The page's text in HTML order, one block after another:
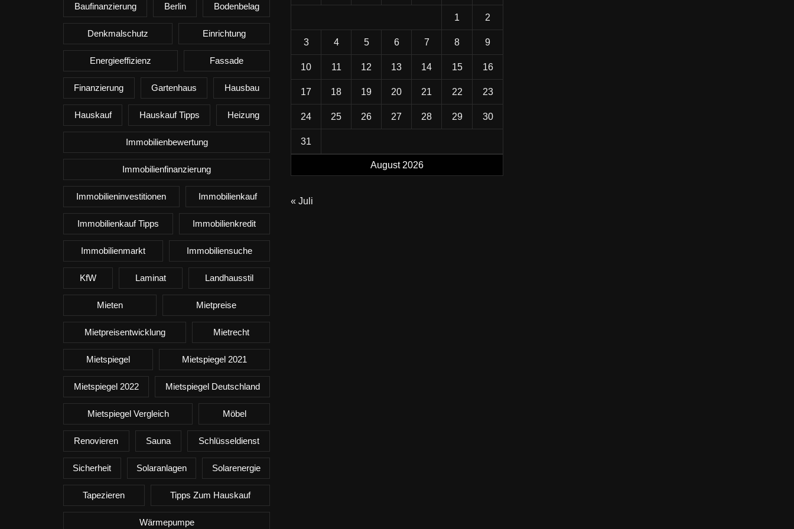
Baufinanzierung Berlin Bodenbelag
Denkmalschutz Einrichtung
Energieeffizienz Fassade
Finanzierung Gartenhaus Hausbau
Hauskauf Hauskauf Tipps Heizung
Immobilienbewertung
Immobilienfinanzierung
Immobilieninvestitionen Immobilienkauf
Immobilienkauf Tipps Immobilienkredit
Immobilienmarkt Immobiliensuche
KfW Laminat Landhausstil
Mieten Mietpreise
Mietpreisentwicklung Mietrecht
Mietspiegel Mietspiegel 2021
Mietspiegel 2022 Mietspiegel Deutschland
Mietspiegel Vergleich Möbel
Renovieren Sauna Schlüsseldienst
Sicherheit Solaranlagen Solarenergie
Tapezieren Tipps Zum Hauskauf
Wärmepumpe
August 2026
1 2
3 4 5 6 7 8 9
10 11 12 13 14 15 16
17 18 19 20 21 22 23
24 25 26 27 28 29 30
31
« Juli